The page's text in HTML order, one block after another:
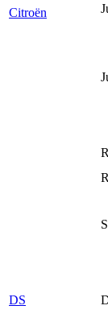
Citroën
DS